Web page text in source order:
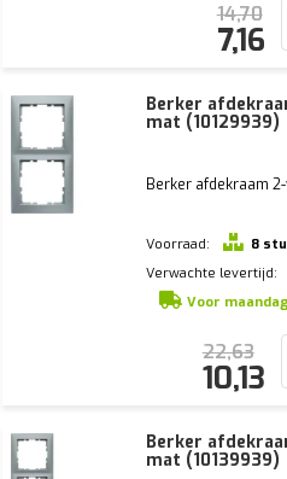
14,70
7,16
Berker
mat (10129939)
Berker afdekraam
Voorraad:
8
Verwachte levertijd:
Voor
22,63
10,13
Berker
mat (10139939)